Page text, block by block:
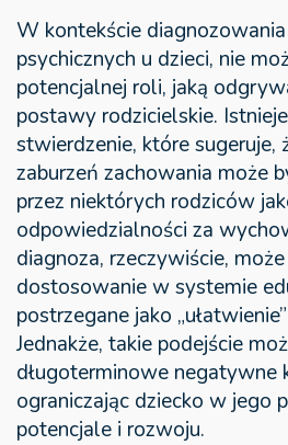
W kontekście
psychicznych u dzieci, nie
potencjalnej roli, jaką
postawy rodzicielskie.
stwierdzenie, które sugeruje,
zaburzeń zachowania może
przez niektórych rodziców
odpowiedzialności za
diagnoza, rzeczywiście,
dostosowanie w systemie
postrzegane jako
Jednakże, takie podejście
długoterminowe negatywne
ograniczając dziecko w jego
potencjale i rozwoju.